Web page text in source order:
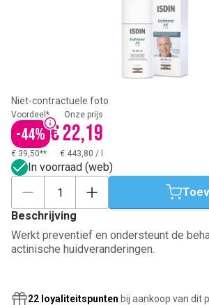
Niet-contractuele foto
Voordeel*
-44%
Onze prijs
€ 22,19
€ 39,50** € 443,80 /
In voorraad (web)
Beschrijving
Werkt preventief en ondersteunt de
actinische huidveranderingen.
22 loyaliteitspunten bij aankoop van dit